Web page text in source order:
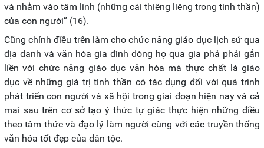
và nhằm vào tâm linh (những cái thiêng liêng trong tinh thần)
của con người” (16).
Cũng chính điều trên làm cho chức năng giáo dục lịch sử qua
địa danh và văn hóa gia đình dòng họ qua gia phả phải gắn
liền với chức năng giáo dục văn hóa mà thực chất là giáo
dục về những giá trị tinh thần có tác dụng đối với quá trình
phát triển con người và xã hội trong giai đoạn hiện nay và cả
mai sau trên cơ sở tạo ý thức tự giác thực hiện những điều
theo tâm thức và đạo lý làm người cùng với các truyền thống
văn hóa tốt đẹp của dân tộc.